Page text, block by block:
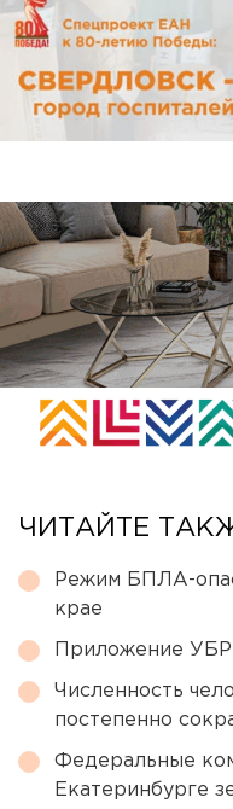
ЧИТАЙТЕ
Режим БПЛА-
крае
Приложение
Численность
постепенно
Федеральные
Екатеринбурге